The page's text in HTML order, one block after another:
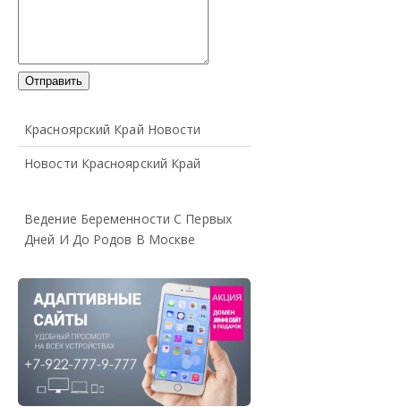
Красноярский Край Новости
Новости Красноярский Край
Ведение Беременности С Первых
Дней И До Родов В Москве